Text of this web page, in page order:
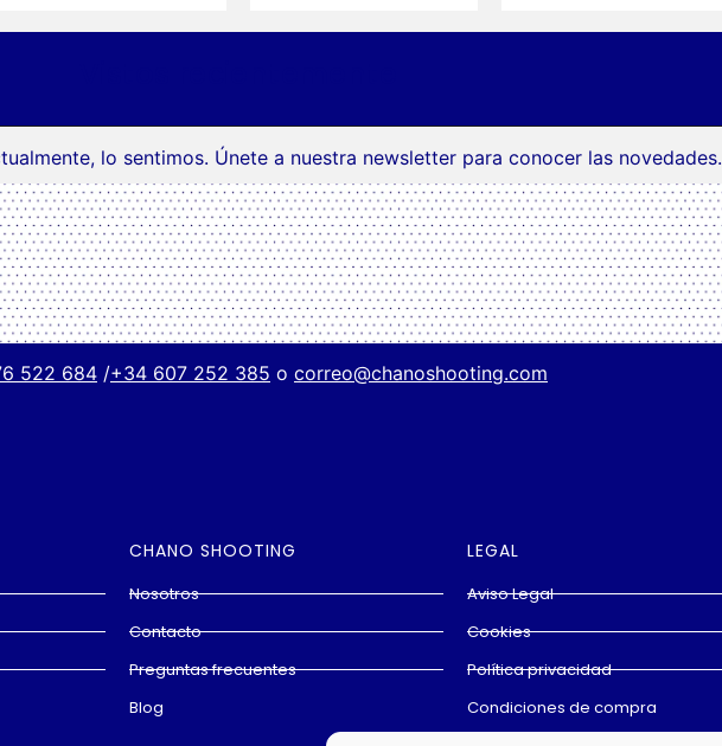
lo sentimos. Únete a nuestra newsletter para conocer las novedades.
522 684 /+34 607 252 385 o correo@chanoshooting.com
CHANO SHOOTING
Nosotros
Contacto
Preguntas frecuentes
Blog
LEGAL
Aviso Legal
Cookies
Política privacidad
Condiciones de compra